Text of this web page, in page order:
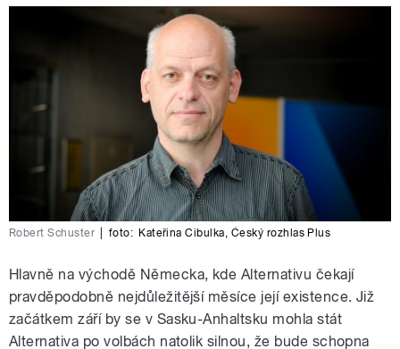
Robert Schuster foto: Kateřina Cibulka, Český rozhlas Plus
Hlavně na východě Německa, kde Alternativu čekají
pravděpodobně nejdůležitější měsíce její existence. Již
začátkem září by se v Sasku-Anhaltsku mohla stát
Alternativa po volbách natolik silnou, že bude schopna